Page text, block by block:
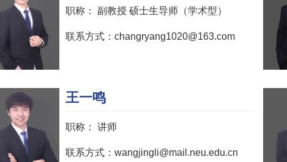
职称： 副教授 硕士生导师（学术型）
联系方式：changryang1020@163.com
王一鸣
职称： 讲师
联系方式：wangjingli@mail.neu.edu.cn